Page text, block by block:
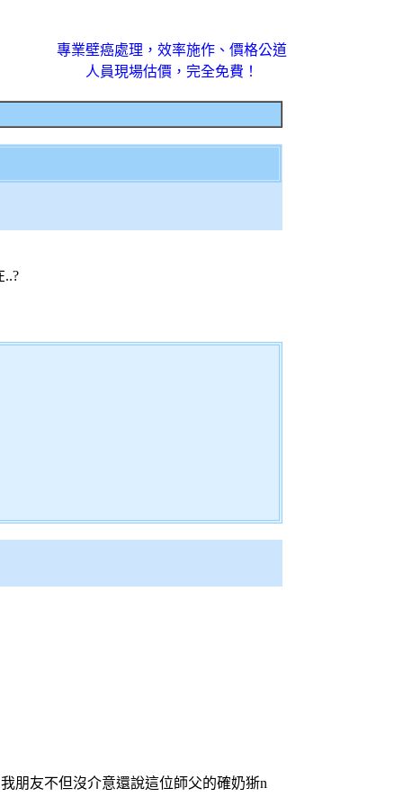
專業壁癌處理，效率施作、價格公道
人員現場估價，完全免費！
朋友不但沒介意還說這位師父的確奶狾n